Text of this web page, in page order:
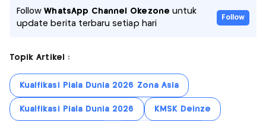
FollowWhatsApp Channel Okezone untuk
update berita terbaru setiap hari
Follow
Topik Artikel :
Kualfikasi Piala Dunia 2026 Zona Asia
Kualfikasi Piala Dunia 2026 KMSK Deinze